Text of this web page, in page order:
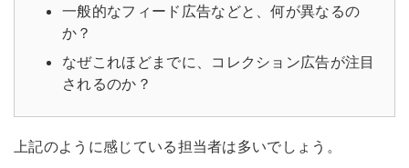
一般的なフィード広告などと、何が異なるの
か？
なぜこれほどまでに、コレクション広告が注目
されるのか？
上記のように感じている担当者は多いでしょう。